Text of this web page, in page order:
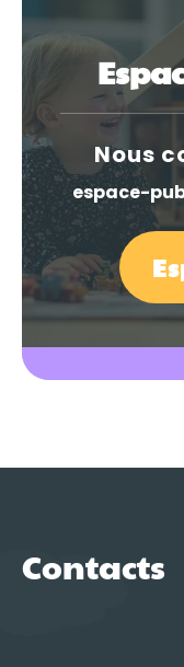
Nous
espace-
Contacts